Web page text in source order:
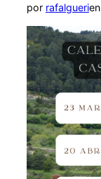
por rafalguerien